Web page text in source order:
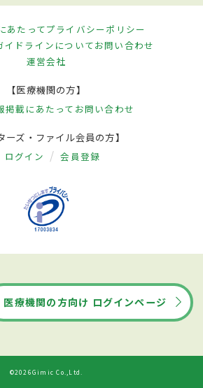
あたってプライバシーポリシー
イドラインについてお問い合わせ
運営会社
【医療機関の方】
掲載にあたって お問い合わせ
ーズ・ファイル会員の方】
ログイン 会員登録
医療機関の方向け ログインページ
©2026Gimic Co.,Ltd.